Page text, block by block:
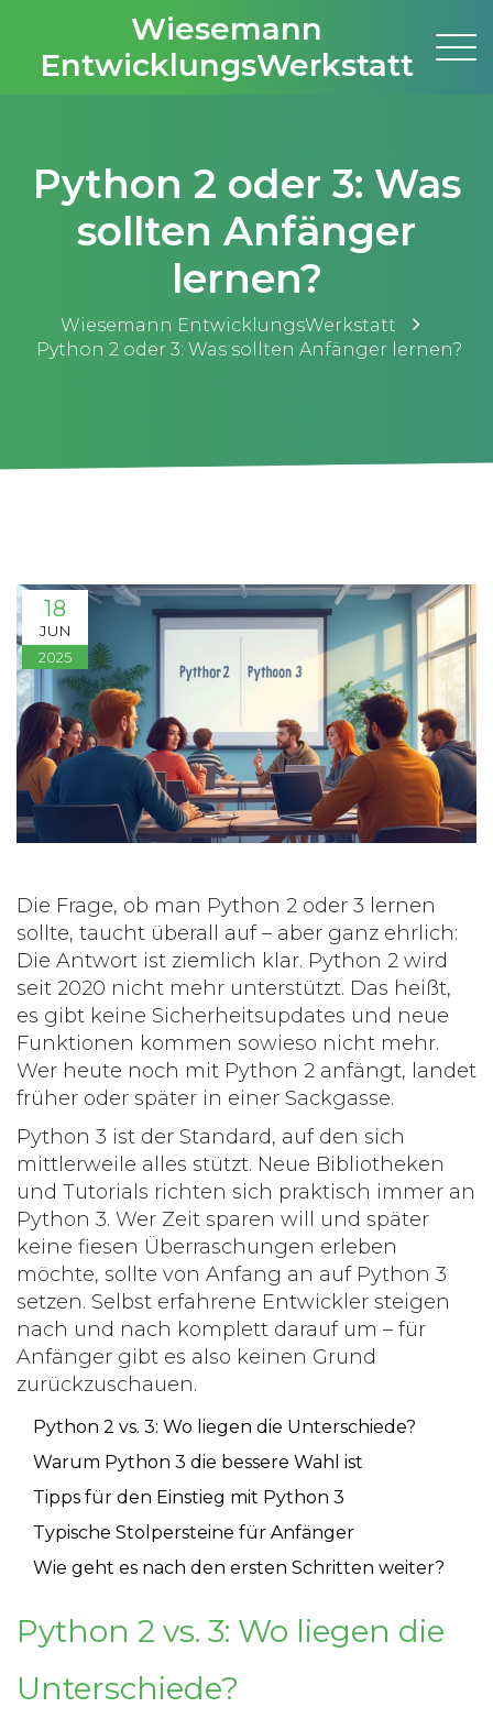
Wiesemann
EntwicklungsWerkstatt
Python 2 oder 3: Was
sollten Anfänger
lernen?
Wiesemann EntwicklungsWerkstatt
Python 2 oder 3: Was sollten Anfänger lernen?
18
JUN
2025
Die Frage, ob man Python 2 oder 3 lernen
sollte, taucht überall auf – aber ganz ehrlich:
Die Antwort ist ziemlich klar. Python 2 wird
seit 2020 nicht mehr unterstützt. Das heißt,
es gibt keine Sicherheitsupdates und neue
Funktionen kommen sowieso nicht mehr.
Wer heute noch mit Python 2 anfängt, landet
früher oder später in einer Sackgasse.
Python 3 ist der Standard, auf den sich
mittlerweile alles stützt. Neue Bibliotheken
und Tutorials richten sich praktisch immer an
Python 3. Wer Zeit sparen will und später
keine fiesen Überraschungen erleben
möchte, sollte von Anfang an auf Python 3
setzen. Selbst erfahrene Entwickler steigen
nach und nach komplett darauf um – für
Anfänger gibt es also keinen Grund
zurückzuschauen.
Python 2 vs. 3: Wo liegen die Unterschiede?
Warum Python 3 die bessere Wahl ist
Tipps für den Einstieg mit Python 3
Typische Stolpersteine für Anfänger
Wie geht es nach den ersten Schritten weiter?
Python 2 vs. 3: Wo liegen die
Unterschiede?